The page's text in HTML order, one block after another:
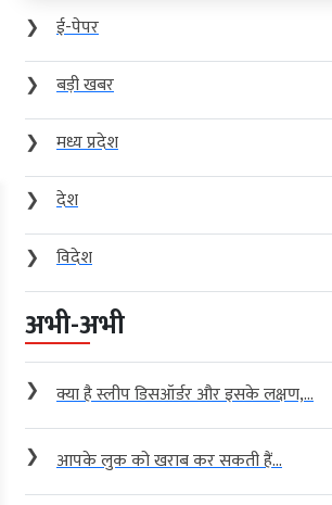
❯
ई-पेपर
❯
बड़ी खबर
❯
मध्य प्रदेश
❯
देश
❯
विदेश
अभी-अभी
❯ क्या है स्लीप डिसऑर्डर और इसके लक्षण,...
❯ आपके लुक को खराब कर सकती हैं...